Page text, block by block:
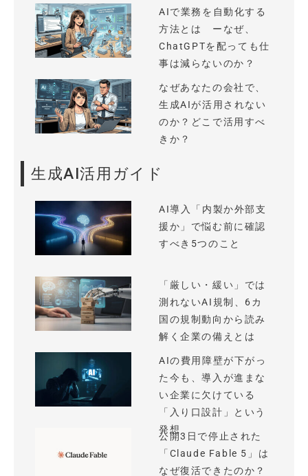
AIで業務を自動化する
方法とは ーなぜ、
ChatGPTを配っても仕
事は減らないのか？
なぜあなたの会社で、
生成AIが活用されない
のか？どこで活用すべ
きか？
生成AI活用ガイド
AI導入「内製か外部支
援か」で悩む前に確認
すべき5つのこと
「厳しい・緩い」では
測れないAI規制、6カ
国の規制動向から読み
解く企業の備えとは
AIの費用障壁が下がっ
た今も、導入が進まな
い企業に欠けている
「入り口設計」という
発想
公開3日で停止された
「Claude Fable 5」は
なぜ復活できたのか？